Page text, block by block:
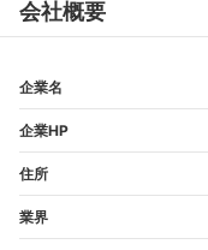
会社概要
企業名
企業HP
住所
業界